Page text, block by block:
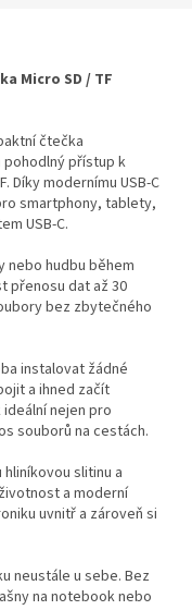
Micro SD / TF
čtečka
přístup k
Díky modernímu USB-C
smartphony, tablety,
USB-C.
hudbu během
přenosu dat až 30
bez zbytečného
instalovat žádné
a ihned začít
nejen pro
souborů na cestách.
slitinu a
a moderní
uvnitř a zároveň si
neustále u sebe. Bez
na notebook nebo